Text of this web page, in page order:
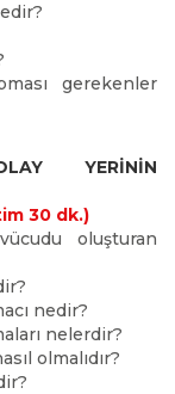
gerekenler
YERİNİN
30 dk.)
oluşturan
nedir?
nelerdir?
olmalıdır?